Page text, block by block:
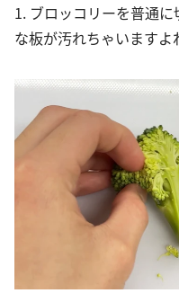
1. ブロッコリーを普通に
な板が汚れちゃいますよ